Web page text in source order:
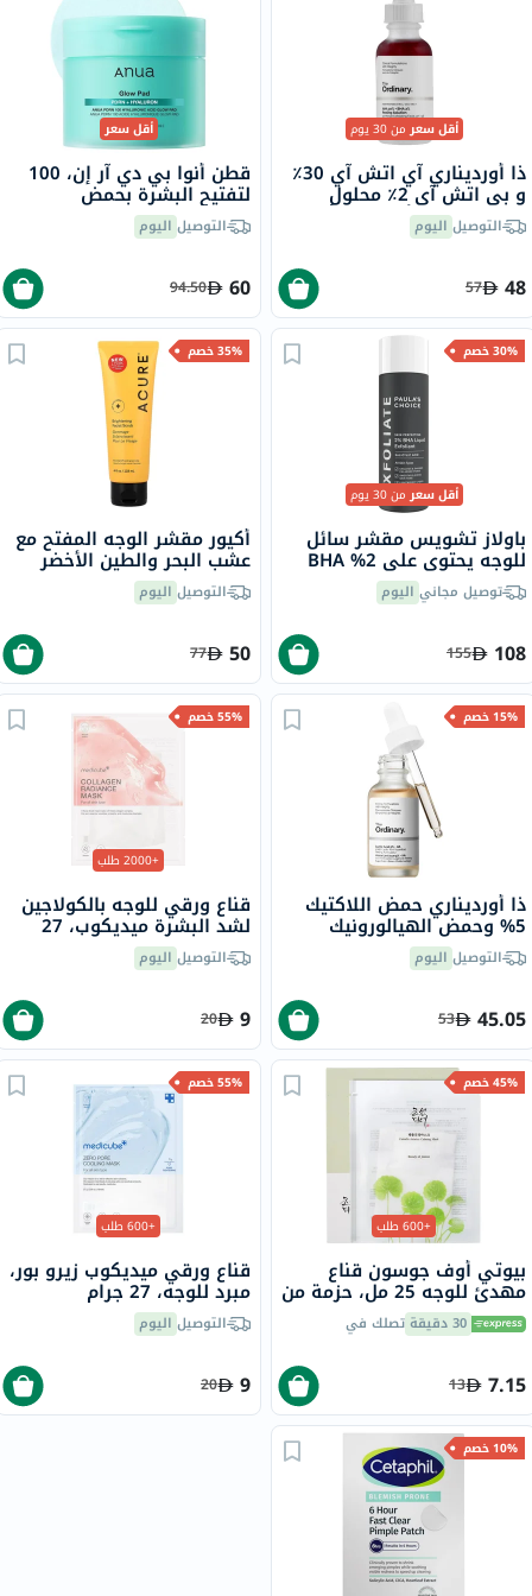
أقل سعرمن 30 يوم
ذا أورديناري آي اتش آي 30٪
و بي اتش آي 2٪ محلول
ملالتوصيل اليوم
48
57
أقل سعر
قطن أنوا بي دي آر إن، 100
لتفتيح البشرة بحمض
قطنةالتوصيل اليوم
60
94.50
30% خصم
أقل سعرمن 30 يوم
باولاز تشويس مقشر سائل
للوجه يحتوي على 2% BHA
ملتوصيل مجاني اليوم
108
155
35% خصم
أكيور مقشر الوجه المفتح مع
عشب البحر والطين الأخضر
الفرنسي 118 مل
التوصيل اليوم
50
77
15% خصم
ذا أورديناري حمض اللاكتيك
5% وحمض الهيالورونيك
محلول تقشير مائي 30 مل
التوصيل اليوم
45.05
53
55% خصم
+2000 طلب
قناع ورقي للوجه بالكولاجين
لشد البشرة ميديكوب، 27
جرامالتوصيل اليوم
9
20
45% خصم
+600 طلب
بيوتي أوف جوسون قناع
مهدئ للوجه 25 مل، حزمة من
1 30 دقيقة تصلك في
7.15
13
55% خصم
+600 طلب
قناع ورقي ميديكوب زيرو بور،
مبرد للوجه، 27 جرام
التوصيل اليوم
9
20
10% خصم